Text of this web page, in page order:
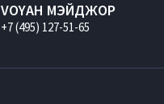
VOYAH МЭЙДЖОР
+7 (495) 127-51-65